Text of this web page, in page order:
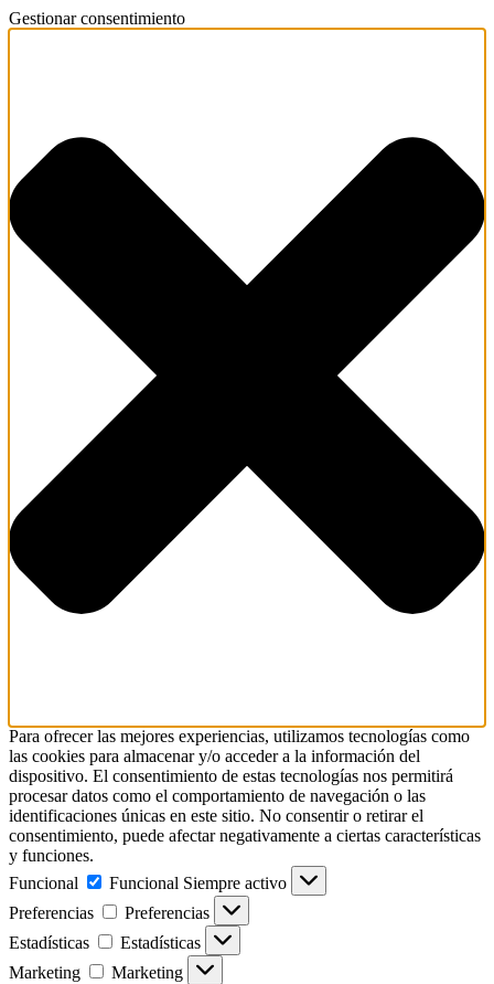
Gestionar consentimiento
Para ofrecer las mejores experiencias, utilizamos tecnologías como
las cookies para almacenar y/o acceder a la información del
dispositivo. El consentimiento de estas tecnologías nos permitirá
procesar datos como el comportamiento de navegación o las
identificaciones únicas en este sitio. No consentir o retirar el
consentimiento, puede afectar negativamente a ciertas características
y funciones.
Funcional
Funcional Siempre activo
Preferencias
Preferencias
Estadísticas
Estadísticas
Marketing
Marketing